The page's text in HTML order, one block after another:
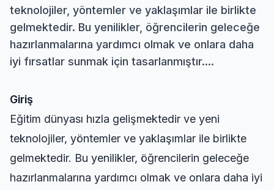
teknolojiler, yöntemler ve yaklaşımlar ile birlikte
gelmektedir. Bu yenilikler, öğrencilerin geleceğe
hazırlanmalarına yardımcı olmak ve onlara daha
iyi fırsatlar sunmak için tasarlanmıştır....
Giriş
Eğitim dünyası hızla gelişmektedir ve yeni
teknolojiler, yöntemler ve yaklaşımlar ile birlikte
gelmektedir. Bu yenilikler, öğrencilerin geleceğe
hazırlanmalarına yardımcı olmak ve onlara daha iyi